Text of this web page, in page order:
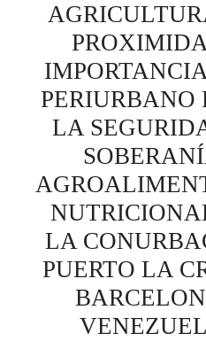
PERIURBANO
LA
LA
PUERTO LA